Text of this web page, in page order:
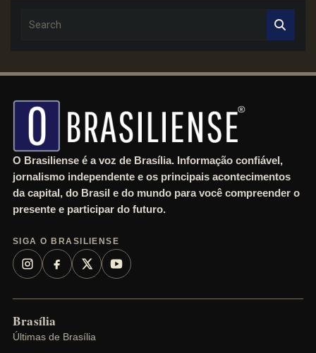
c
O Brasiliense é a voz de Brasília. Informação confiável,
jornalismo independente e os principais acontecimentos
da capital, do Brasil e do mundo para você compreender o
presente e participar do futuro.
SIGA O BRASILIENSE
Brasília
Últimas de Brasília